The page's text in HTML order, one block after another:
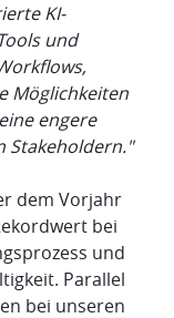
KI-
und
Möglichkeiten
engere
Stakeholdern."
dem Vorjahr
bei
und
Parallel
bei unseren